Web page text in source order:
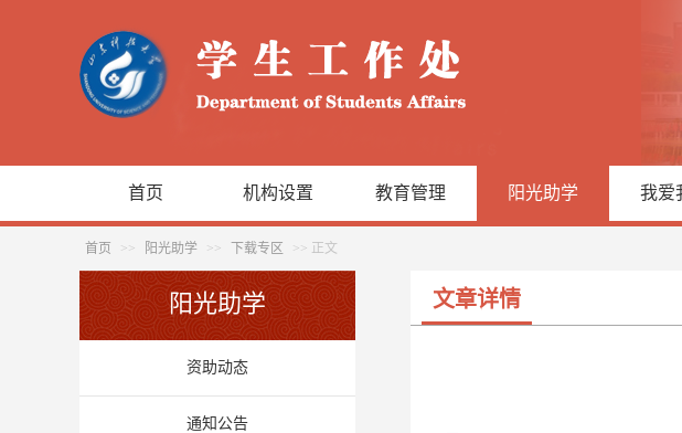
首页 机构设置 教育管理 阳光助学 我爱
首页 >> 阳光助学 >> 下载专区 >> 正文
阳光助学
资助动态
通知公告
文章详情